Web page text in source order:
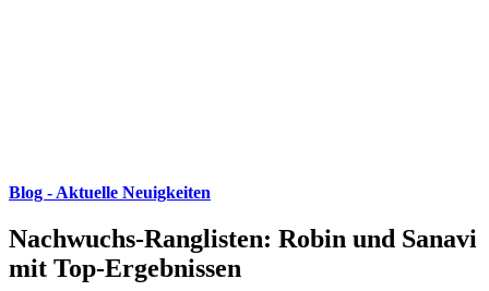
Blog - Aktuelle Neuigkeiten
Nachwuchs-Ranglisten: Robin und Sanavi
mit Top-Ergebnissen